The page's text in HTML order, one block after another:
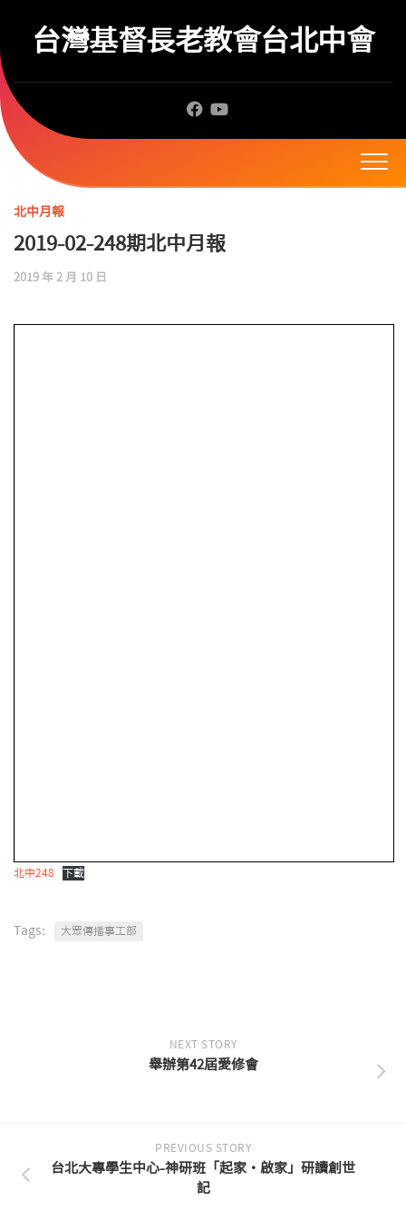
content台灣基督長老教會台北中會
北中月報
2019-02-248期北中月報
2019 年 2 月 10 日
北中248 下載
Tags: 大眾傳播事工部
NEXT STORY
舉辦第42屆愛修會
PREVIOUS STORY
台北大專學生中心-神研班「起家・啟家」研讀創世
記